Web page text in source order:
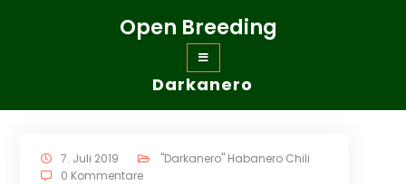
Open Breeding
Darkanero
7. Juli 2019
"Darkanero" Habanero Chili
0 Kommentare